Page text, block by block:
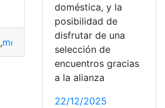
,movimientos,Quito,salidas,
doméstica, y la
posibilidad de
disfrutar de una
selección de
encuentros gracias
a la alianza
22/12/2025